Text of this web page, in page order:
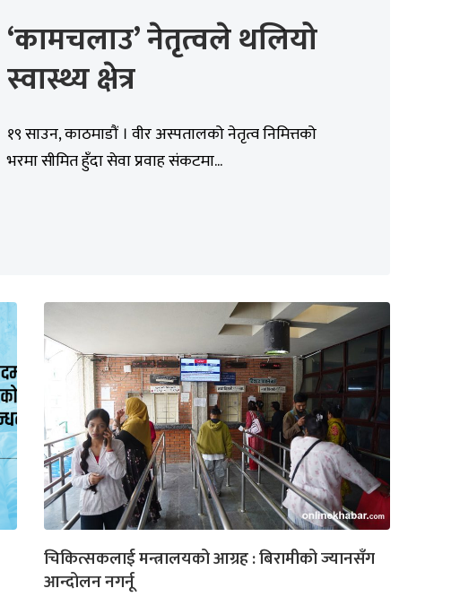
‘कामचलाउ’ नेतृत्वले थलियो
स्वास्थ्य क्षेत्र
१९ साउन, काठमाडौं । वीर अस्पतालको नेतृत्व निमित्तको
भरमा सीमित हुँदा सेवा प्रवाह संकटमा...
चिकित्सकलाई मन्त्रालयको आग्रह : बिरामीको ज्यानसँग
आन्दोलन नगर्नू